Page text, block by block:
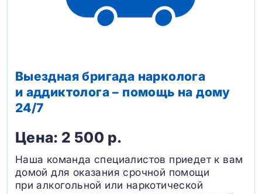
Выездная бригада нарколога
и аддиктолога – помощь на дому
24/7
Цена: 2 500 р.
Наша команда специалистов приедет к вам
домой для оказания срочной помощи
при алкогольной или наркотической